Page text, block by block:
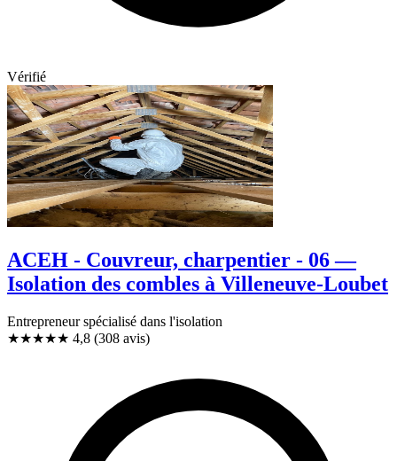
Vérifié
ACEH - Couvreur, charpentier - 06 —
Isolation des combles à Villeneuve-Loubet
Entrepreneur spécialisé dans l'isolation
★★★★★ 4,8 (308 avis)